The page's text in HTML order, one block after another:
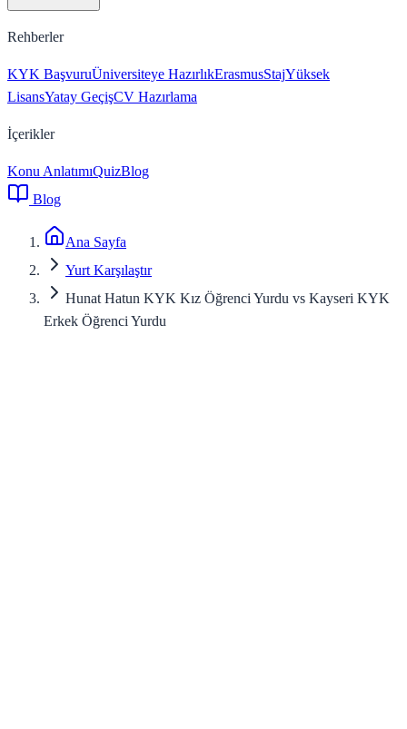
Rehberler
KYK BaşvuruÜniversiteye HazırlıkErasmusStajYüksek
LisansYatay GeçişCV Hazırlama
İçerikler
Konu AnlatımıQuizBlog
Blog
Ana Sayfa
Yurt Karşılaştır
Hunat Hatun KYK Kız Öğrenci Yurdu vs Kayseri KYK
Erkek Öğrenci Yurdu